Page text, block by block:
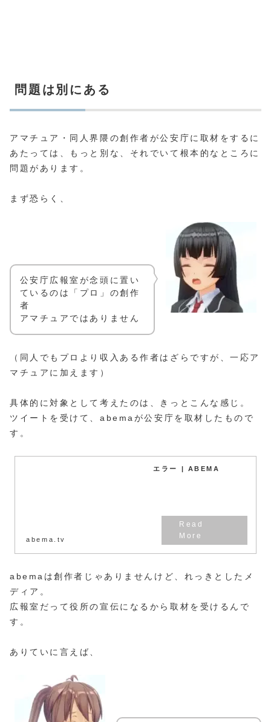
問題は別にある
アマチュア・同人界隈の創作者が公安庁に取材をするに
あたっては、もっと別な、それでいて根本的なところに
問題があります。
まず恐らく、
公安庁広報室が念頭に置い
ているのは「プロ」の創作
者
アマチュアではありません
（同人でもプロより収入ある作者はざらですが、一応ア
マチュアに加えます）
具体的に対象として考えたのは、きっとこんな感じ。
ツイートを受けて、abemaが公安庁を取材したもので
す。
エラー | ABEMA
abema.tv
abemaは創作者じゃありませんけど、れっきとしたメ
ディア。
広報室だって役所の宣伝になるから取材を受けるんで
す。
ありていに言えば、